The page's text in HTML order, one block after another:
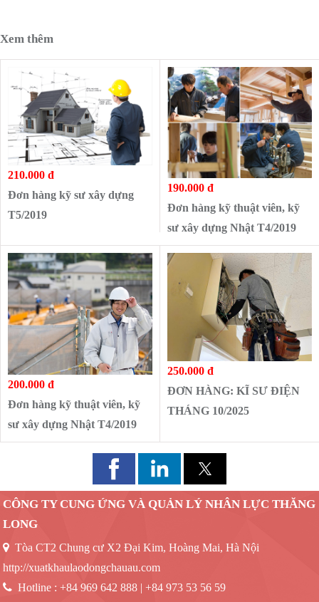
Xem thêm
210.000 đ
Đơn hàng kỹ sư xây dựng
T5/2019
190.000 đ
Đơn hàng kỹ thuật viên, kỹ
sư xây dựng Nhật T4/2019
200.000 đ
Đơn hàng kỹ thuật viên, kỹ
sư xây dựng Nhật T4/2019
250.000 đ
ĐƠN HÀNG: KĨ SƯ ĐIỆN
THÁNG 10/2025
CÔNG TY CUNG ỨNG VÀ QUẢN LÝ NHÂN LỰC THĂNG
LONG
Tòa CT2 Chung cư X2 Đại Kim, Hoàng Mai, Hà Nội
http://xuatkhaulaodongchauau.com
Hotline :+84 969 642 888 | +84 973 53 56 59